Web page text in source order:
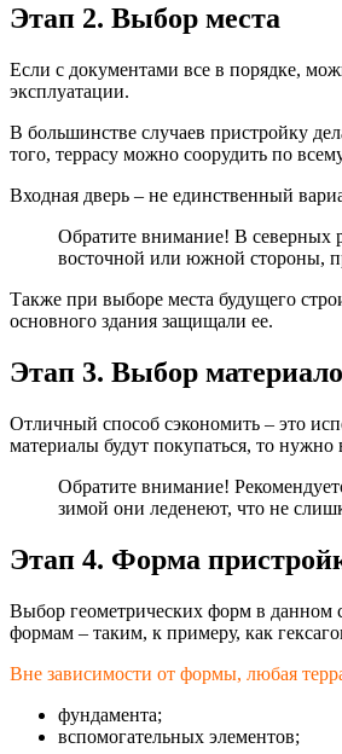
Этап 2. Выбор места
Если с документами все в порядке,
эксплуатации.
В большинстве случаев пристройку
того, террасу можно соорудить по
Входная дверь – не единственный
Обратите внимание! В северных
восточной или южной стороны,
Также при выборе места будущего
основного здания защищали ее.
Этап 3. Выбор
Отличный способ сэкономить – это
материалы будут покупаться, то
Обратите внимание!
зимой они леденеют, что не
Этап 4. Форма
Выбор геометрических форм в данном
формам – таким, к примеру, как
Вне зависимости от формы, любая
фундамента;
вспомогательных элементов;